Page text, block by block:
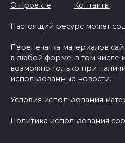
О проекте Контакты
Настоящий ресурс может
Перепечатка материалов
в любой форме, в том числе
возможно только при
использованные новости.
Условия использования
Политика использования